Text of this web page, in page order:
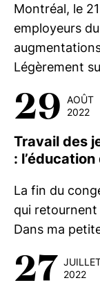
Montréal, le
employeurs
Légèrement
29 AOÛT
2022
Travail des
:
La fin du
qui retournent
Dans ma
27 2022